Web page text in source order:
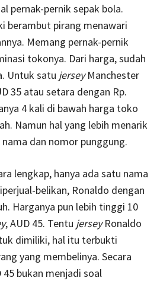
pernak-pernik sepak bola.
berambut pirang menawari
Memang pernak-pernik
tokonya. Dari harga, sudah
Untuk satu jerseyManchester
35 atau setara dengan Rp.
4 kali di bawah harga toko
Namun hal yang lebih menarik
dan nomor punggung.
lengkap, hanya ada satu nama
belikan, Ronaldo dengan
Harganya pun lebih tinggi 10
, AUD 45. Tentu jerseyRonaldo
dimiliki, hal itu terbukti
yang membelinya. Secara
bukan menjadi soal